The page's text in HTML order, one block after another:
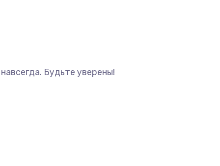
Будьте уверены!